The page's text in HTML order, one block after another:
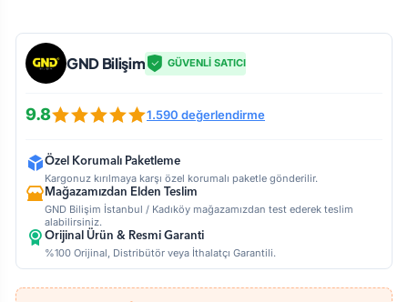
GND Bilişim GÜVENLİ SATICI
9.8 1.590 değerlendirme
Özel Korumalı Paketleme
Kargonuz kırılmaya karşı özel korumalı paketle gönderilir.
Mağazamızdan Elden Teslim
GND Bilişim İstanbul / Kadıköy mağazamızdan test ederek teslim
alabilirsiniz.
Orijinal Ürün & Resmi Garanti
%100 Orijinal, Distribütör veya İthalatçı Garantili.